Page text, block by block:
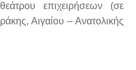
επιχειρήσεων (σε
Αιγαίου – Ανατολικής